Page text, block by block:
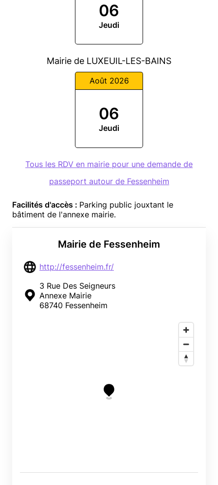
Mairie de Fessenheim
http://fessenheim.fr/
3 Rue Des Seigneurs
Annexe Mairie
68740 Fessenheim
06
Jeudi
Mairie de LUXEUIL-LES-BAINS
Août 2026
06
Jeudi
Tous les RDV en mairie pour une demande de
passeport autour de Fessenheim
Facilités d'accès : Parking public jouxtant le
bâtiment de l'annexe mairie.